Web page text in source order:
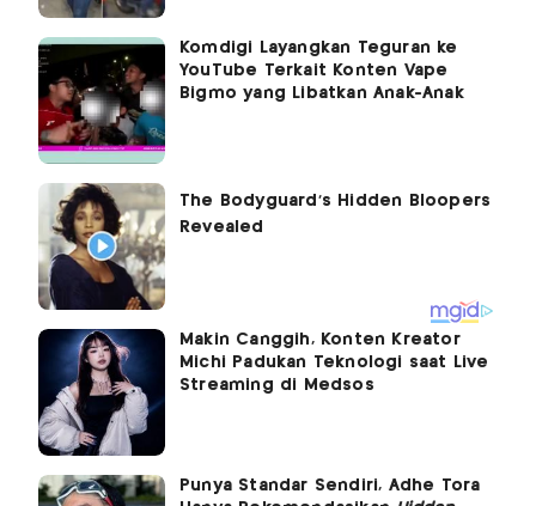
Komdigi Layangkan Teguran ke
YouTube Terkait Konten Vape
Bigmo yang Libatkan Anak-Anak
Makin Canggih, Konten Kreator
Michi Padukan Teknologi saat Live
Streaming di Medsos
Punya Standar Sendiri, Adhe Tora